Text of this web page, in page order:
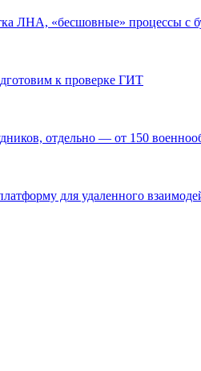
ЛНА, «бесшовные» процессы с
к проверке ГИТ
отдельно — от 150
для удаленного